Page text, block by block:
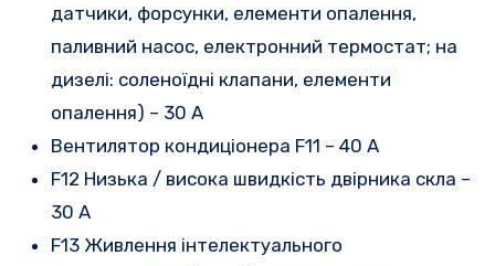
датчики, форсунки, елементи опалення,
паливний насос, електронний термостат; на
дизелі: соленоїдні клапани, елементи
опалення) – 30 А
Вентилятор кондиціонера F11 – 40 А
F12 Низька / висока швидкість двірника скла –
30 А
F13 Живлення інтелектуального